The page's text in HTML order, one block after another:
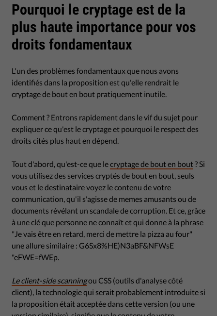
Pourquoi le cryptage est de la
plus haute importance pour vos
droits fondamentaux
L'un des problèmes fondamentaux que nous avons
identifiés dans la proposition est qu'elle rendrait le
cryptage de bout en bout pratiquement inutile.
Comment ? Entrons rapidement dans le vif du sujet pour
expliquer ce qu'est le cryptage et pourquoi le respect des
droits cités plus haut en dépend.
Tout d'abord, qu'est-ce que lecryptage de bout en bout? Si
vous utilisez des services cryptés de bout en bout, seuls
vous et le destinataire voyez le contenu de votre
communication, qu'il s'agisse de memes amusants ou de
documents révélant un scandale de corruption. Et ce, grâce
à une clé que personne ne connaît et qui donne à la phrase
"Je vais être en retard, merci de mettre la pizza au four"
une allure similaire : G6Sx8%HE)N3aBF&NFWsE
"eFWE=fWEp.
Le client-side scanningou CSS (outils d'analyse côté
client), la technologie qui serait probablement introduite si
la proposition était acceptée dans cette version (ou une